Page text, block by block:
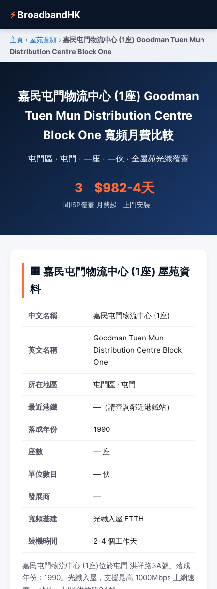
⚡BroadbandHK
主頁 › 屋苑寬頻 › 嘉民屯門物流中心 (1座) Goodman Tuen Mun
Distribution Centre Block One
嘉民屯門物流中心 (1座) Goodman
Tuen Mun Distribution Centre
Block One 寬頻月費比較
屯門區 · 屯門 · —座 · —伙 · 全屋苑光纖覆蓋
3
間ISP覆蓋
$98
月費起
2-4天
上門安裝
🏢 嘉民屯門物流中心 (1座) 屋苑資
料
中文名稱 嘉民屯門物流中心 (1座)
英文名稱
Goodman Tuen Mun
Distribution Centre Block
One
所在地區 屯門區 · 屯門
最近港鐵 —（請查詢鄰近港鐵站）
落成年份 1990
座數 — 座
單位數目 — 伙
發展商 —
寬頻基建 光纖入屋 FTTH
裝機時間 2-4 個工作天
嘉民屯門物流中心 (1座)位於屯門 洪祥路3A號。落成
年份：1990。光纖入屋，支援最高 1000Mbps 上網速